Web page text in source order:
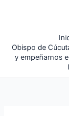
Obispo de
y empeñarnos